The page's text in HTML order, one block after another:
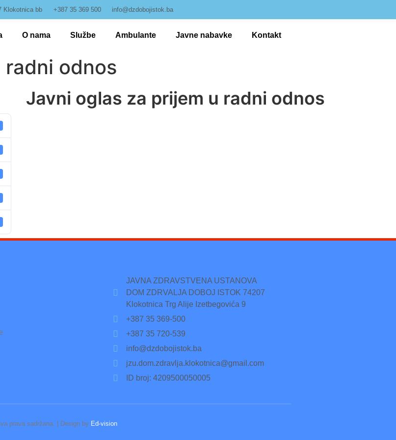
Klokotnica bb +387 35 369 500 info@dzdobojistok.ba
O nama Službe Ambulante Javne nabavke Kontakt
odnos
Javni oglas za prijem u radni odnos
JAVNA ZDRAVSTVENA USTANOVA
DOM ZDRVALJA DOBOJ ISTOK 74207
Klokotnica Trg Alije Izetbegovića 9
+387 35 369-500
+387 35 720-539
info@dzdobojistok.ba
jzu.dom.zdravlja.klokotnica@gmail.com
ID broj: 4209500050005
prava sadržana. | Design by Ed-vision